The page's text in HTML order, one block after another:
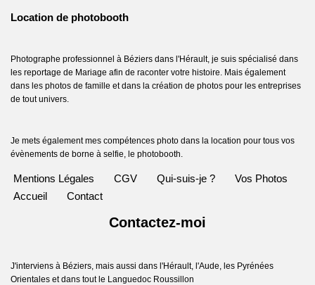
Location de photobooth
Photographe professionnel à Béziers dans l'Hérault, je suis spécialisé dans
les reportage de Mariage afin de raconter votre histoire. Mais également
dans les photos de famille et dans la création de photos pour les entreprises
de tout univers.
Je mets également mes compétences photo dans la location pour tous vos
évènements de borne à selfie, le photobooth.
Mentions Légales CGV Qui-suis-je ?
Vos Photos
Accueil
Contact
Contactez-moi
J'interviens à Béziers, mais aussi dans l'Hérault, l'Aude, les Pyrénées
Orientales et dans tout le Languedoc Roussillon